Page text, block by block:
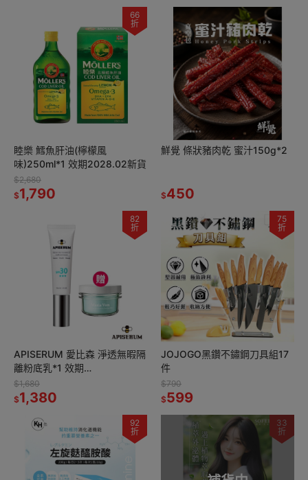
66
折
睦樂 鱈魚肝油(檸檬風
味)250ml*1 效期2028.02新貨
$2,680
$1,790
鮮覺 條狀豬肉乾 蜜汁150g*2
$450
82
折
APISERUM 愛比森 淨透無暇隔
離粉底乳*1 效期
2027.4.2【贈】Maria Von 輕
盈美肌卸妝膏*1
$1,680
$1,380
75
折
JOJOGO黑鑽不鏽鋼刀具組17
件
$790
$599
92
折
33
折